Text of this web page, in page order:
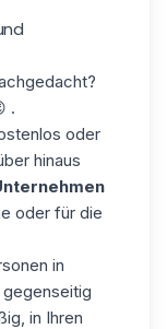
.
oder
hinaus
oder für die
in
in Ihren